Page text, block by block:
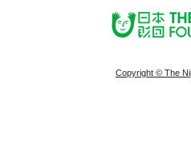
Copyright © The